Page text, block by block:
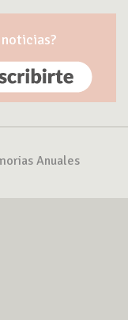
Anuales